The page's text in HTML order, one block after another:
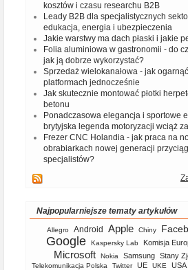
kosztów i czasu researchu B2B
Leady B2B dla specjalistycznych
edukacja, energia i ubezpieczenia
Jakie warstwy ma dach płaski i jakie
Folia aluminiowa w gastronomii - do
jak ją dobrze wykorzystać?
Sprzedaż wielokanałowa - jak
platformach jednocześnie
Jak skutecznie montować płotki
betonu
Ponadczasowa elegancja i sportowe
brytyjska legenda motoryzacji wciąż
Frezer CNC Holandia - jak praca na
obrabiarkach nowej generacji
specjalistów?
Najpopularniejsze tematy artykułów
Allegro Android Apple Chiny
Google Kaspersky Lab Komisja
Microsoft Nokia Samsung Stany
Telekomunikacja Polska Twitter UE UKE USA